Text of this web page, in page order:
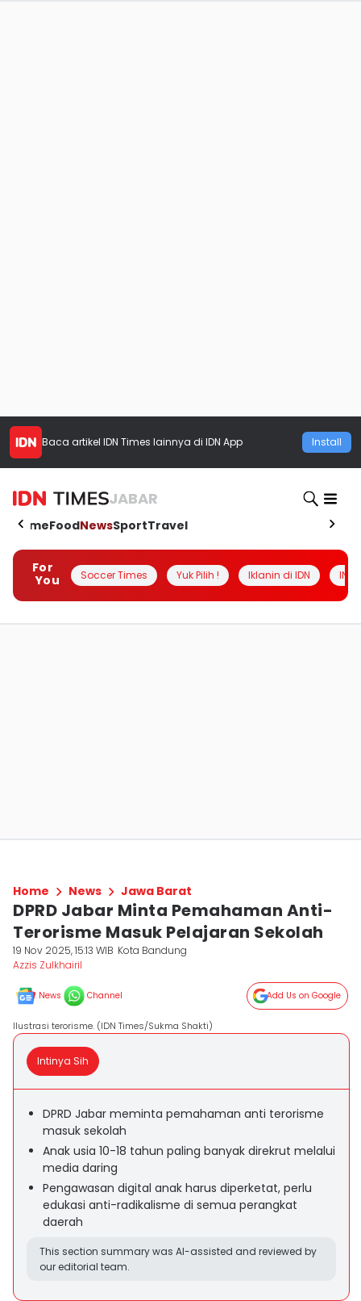
Baca artikel IDN Times lainnya di IDN App Install
JABAR
HomeFoodNewsSportTravel
For
You
Soccer Times Yuk Pilih ! Iklanin di IDN
Home News Jawa Barat
DPRD Jabar Minta Pemahaman Anti-
Terorisme Masuk Pelajaran Sekolah
19 Nov 2025, 15:13 WIB Kota Bandung
Azzis Zulkhairil
News Channel Add Us on Google
Ilustrasi terorisme. (IDN Times/Sukma Shakti)
Intinya Sih
DPRD Jabar meminta pemahaman anti terorisme
masuk sekolah
Anak usia 10-18 tahun paling banyak direkrut melalui
media daring
Pengawasan digital anak harus diperketat, perlu
edukasi anti-radikalisme di semua perangkat
daerah
This section summary was AI-assisted and reviewed by
our editorial team.